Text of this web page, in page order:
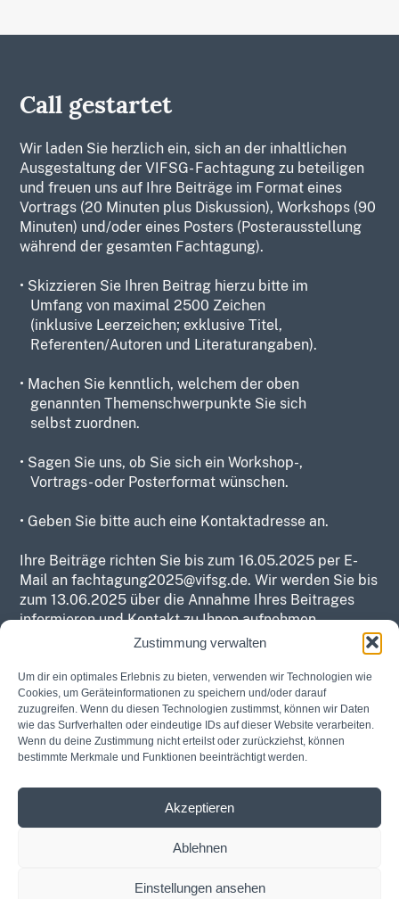
Zustimmung verwalten
Um dir ein optimales Erlebnis zu bieten, verwenden wir Technologien wie
Cookies, um Geräteinformationen zu speichern und/oder darauf
zuzugreifen. Wenn du diesen Technologien zustimmst, können wir Daten
wie das Surfverhalten oder eindeutige IDs auf dieser Website verarbeiten.
Wenn du deine Zustimmung nicht erteilst oder zurückziehst, können
bestimmte Merkmale und Funktionen beeinträchtigt werden.
Akzeptieren
Ablehnen
Einstellungen ansehen
Call gestartet
Wir laden Sie herzlich ein, sich an der inhaltlichen
Ausgestaltung der VIFSG- Fachtagung zu beteiligen
und freuen uns auf Ihre Beiträge im Format eines
Vortrags (20 Minuten plus Diskussion), Workshops (90
Minuten) und/oder eines Posters (Posterausstellung
während der gesamten Fachtagung).
• Skizzieren Sie Ihren Beitrag hierzu bitte im
Umfang von maximal 2500 Zeichen
(inklusive Leerzeichen; exklusive Titel,
Referenten/Autoren und Literaturangaben).
• Machen Sie kenntlich, welchem der oben
genannten Themenschwerpunkte Sie sich
selbst zuordnen.
• Sagen Sie uns, ob Sie sich ein Workshop-,
Vortrags- oder Posterformat wünschen.
• Geben Sie bitte auch eine Kontaktadresse an.
Ihre Beiträge richten Sie bis zum 16.05.2025 per E-
Mail anfachtagung2025@vifsg.de. Wir werden Sie bis
zum 13.06.2025 über die Annahme Ihres Beitrages
informieren und Kontakt zu Ihnen aufnehmen.
VORLAGE HERUNTERLADEN
MITGLIEDERBEREICH